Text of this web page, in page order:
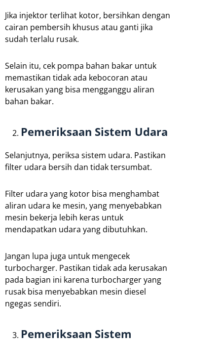
Jika injektor terlihat kotor, bersihkan dengan
cairan pembersih khusus atau ganti jika
sudah terlalu rusak.
Selain itu, cek pompa bahan bakar untuk
memastikan tidak ada kebocoran atau
kerusakan yang bisa mengganggu aliran
bahan bakar.
Pemeriksaan Sistem Udara
Selanjutnya, periksa sistem udara. Pastikan
filter udara bersih dan tidak tersumbat.
Filter udara yang kotor bisa menghambat
aliran udara ke mesin, yang menyebabkan
mesin bekerja lebih keras untuk
mendapatkan udara yang dibutuhkan.
Jangan lupa juga untuk mengecek
turbocharger. Pastikan tidak ada kerusakan
pada bagian ini karena turbocharger yang
rusak bisa menyebabkan mesin diesel
ngegas sendiri.
Pemeriksaan Sistem